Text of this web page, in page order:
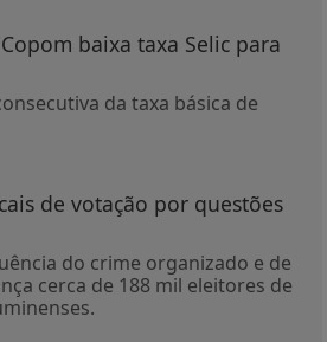
baixa taxa Selic para
da taxa básica de
de votação por questões
do crime organizado e de
cerca de 188 mil eleitores de